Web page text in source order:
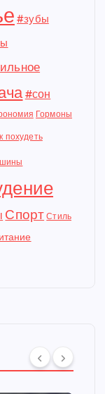
#зубы
#сон
Гормоны
похудеть
Спорт Стиль